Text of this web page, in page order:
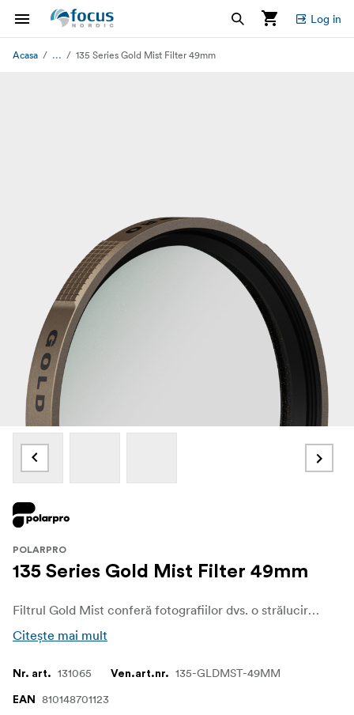
Log in
Acasa ... 135 Series Gold Mist Filter 49mm
POLARPRO
135 Series Gold Mist Filter 49mm
Filtrul Gold Mist conferă fotografiilor dvs. o strălucire retro-aurie prin reducerea contrastului în evidențe. Filtrul Gold Mist adaugă, de asemenea, o strălucire caldă evidențelor, inspirată de filmul Kodak Gold.
Citește mai mult
Nr. art. 131065 Ven.art.nr. 135-GLDMST-49MM
EAN 810148701123